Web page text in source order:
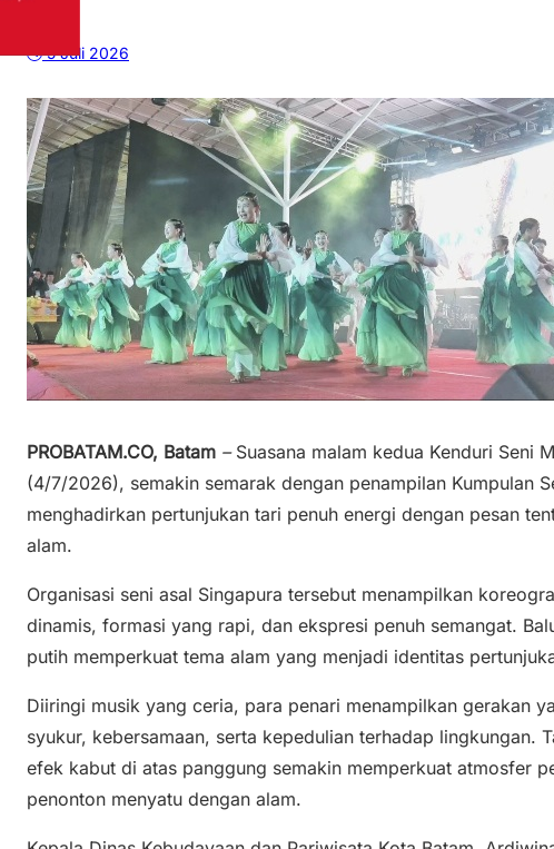
5 Juli 2026
PROBATAM.CO, Batam –Suasana malam kedua Kenduri Seni
(4/7/2026), semakin semarak dengan penampilan Kumpulan
menghadirkan pertunjukan tari penuh energi dengan pesan
alam.
Organisasi seni asal Singapura tersebut menampilkan
dinamis, formasi yang rapi, dan ekspresi penuh semangat.
putih memperkuat tema alam yang menjadi identitas
Diiringi musik yang ceria, para penari menampilkan gerakan
syukur, kebersamaan, serta kepedulian terhadap lingkungan.
efek kabut di atas panggung semakin memperkuat atmosfer
penonton menyatu dengan alam.